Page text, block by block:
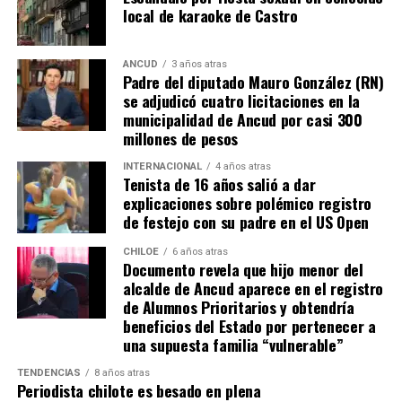
por la equidad territorial, y que se continuará apoyando
a las comunas con mayores necesidades, aunque en la
práctica, los alcaldes coinciden en que el actual
escenario genera incertidumbre y podría traducirse en
la paralización de iniciativas prioritarias para el
desarrollo local.
“Seguimos trabajando con esperanza, pero sin
certezas”, concluyó el alcalde de Quemchi, reflejando el
sentimiento generalizado entre los ediles de Chiloé ante
la disminución de recursos provenientes de la Subdere.
local de karaoke de Castro
ANCUD 3 años atras
Padre del diputado Mauro González (RN)
se adjudicó cuatro licitaciones en la
municipalidad de Ancud por casi 300
millones de pesos
INTERNACIONAL 4 años atras
Tenista de 16 años salió a dar
explicaciones sobre polémico registro
de festejo con su padre en el US Open
CHILOE 6 años atras
Documento revela que hijo menor del
alcalde de Ancud aparece en el registro
de Alumnos Prioritarios y obtendría
beneficios del Estado por pertenecer a
una supuesta familia “vulnerable”
TENDENCIAS 8 años atras
Periodista chilote es besado en plena